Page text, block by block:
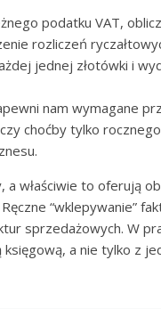
podatku VAT,
rozliczeń
jednej złotówki i
nam wymagane
choćby tylko
to oferują
“wklepywanie”
sprzedażowych. W
a nie tylko z